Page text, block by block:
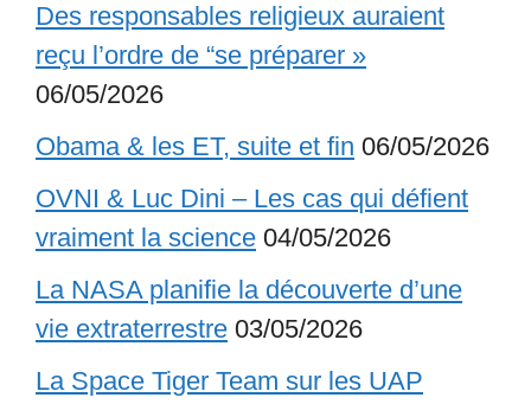
Des responsables religieux auraient
reçu l’ordre de “se préparer »
06/05/2026
Obama & les ET, suite et fin 06/05/2026
OVNI & Luc Dini – Les cas qui défient
vraiment la science 04/05/2026
La NASA planifie la découverte d’une
vie extraterrestre 03/05/2026
La Space Tiger Team sur les UAP